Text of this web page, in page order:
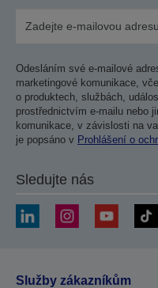
Odesláním své e-mailové
marketingové komunikace,
o produktech, službách,
prostřednictvím e-mailu nebo
komunikace, v závislosti na
je popsáno v Prohlášení o
Sledujte nás
Služby zákazníkům